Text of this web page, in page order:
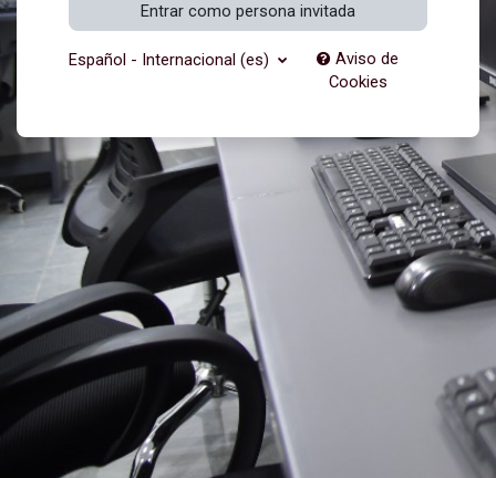
Entrar como persona invitada
Español - Internacional ‎(es)‎
Aviso de
Cookies